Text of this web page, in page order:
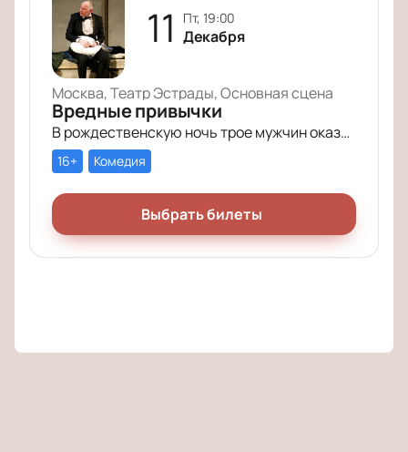
11 пт, 19:00
Декабря
Москва, Театр Эстрады, Основная сцена
Вредные привычки
В рождественскую ночь трое мужчин оказываются в КПЗ за административные правонарушения. Один – за курение в неположенном месте, второй – за алкогольное опьянение, третий – за превышение скорости.
16+ Комедия
Выбрать билеты